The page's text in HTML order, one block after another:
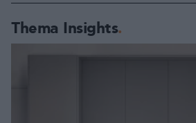
Thema Insights